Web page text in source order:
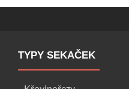
TYPY SEKAČEK